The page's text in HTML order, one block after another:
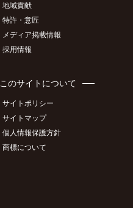
地域貢献
特許・意匠
メディア掲載情報
採用情報
このサイトについて
サイトポリシー
サイトマップ
個人情報保護方針
商標について